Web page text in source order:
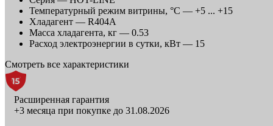
Температурный режим витрины, °C — +5 ... +15
Хладагент — R404A
Масса хладагента, кг — 0.53
Расход электроэнергии в сутки, кВт — 15
Смотреть все характеристики
Расширенная гарантия
+3 месяца при покупке до 31.08.2026